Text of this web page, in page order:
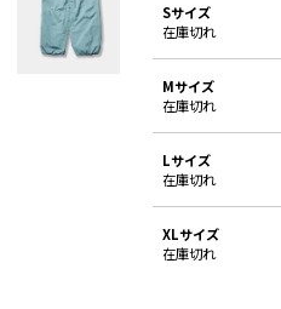
Sサイズ
在庫切れ
Mサイズ
在庫切れ
Lサイズ
在庫切れ
XLサイズ
在庫切れ